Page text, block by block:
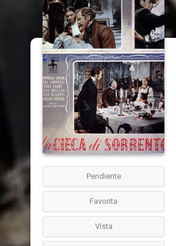
Pendiente
Favorita
Vista